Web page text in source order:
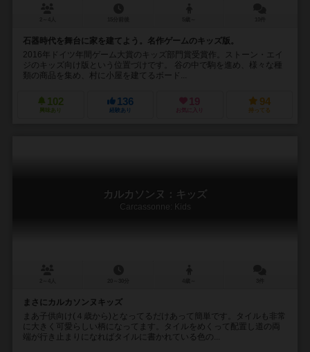
石器時代を舞台に家を建てよう。名作ゲームのキッズ版。
2016年ドイツ年間ゲーム大賞のキッズ部門賞受賞作。ストーン・エイ
ジのキッズ向け版という位置づけです。 谷の中で駒を進め、様々な種
類の商品を集め、村に小屋を建てるボード...
102
興味あり
136
経験あり
19
お気に入り
94
持ってる
カルカソンヌ：キッズ
Carcassonne: Kids
まさにカルカソンヌキッズ
まあ子供向け(４歳から)となってるだけあって簡単です。タイルも非常
に大きく可愛らしい柄になってます。タイルをめくって配置し道の両
端が行き止まりになればタイルに書かれている色の...